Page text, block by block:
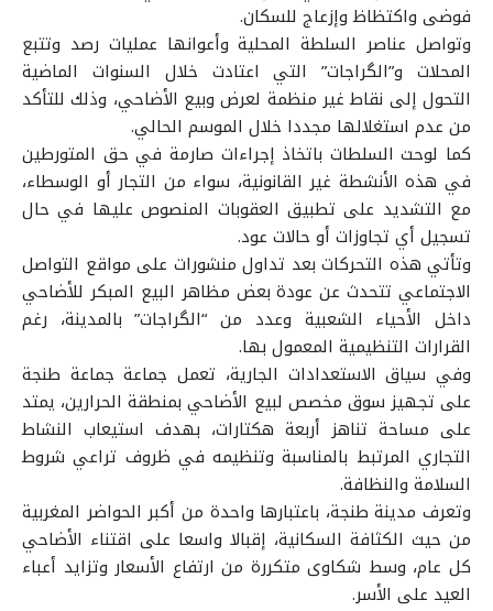
فوضى واكتظاظ وإزعاج للسكان.
وتواصل عناصر السلطة المحلية وأعوانها عمليات رصد وتتبع
المحلات و”الگراجات” التي اعتادت خلال السنوات الماضية
التحول إلى نقاط غير منظمة لعرض وبيع الأضاحي، وذلك للتأكد
من عدم استغلالها مجددا خلال الموسم الحالي.
كما لوحت السلطات باتخاذ إجراءات صارمة في حق المتورطين
في هذه الأنشطة غير القانونية، سواء من التجار أو الوسطاء،
مع التشديد على تطبيق العقوبات المنصوص عليها في حال
تسجيل أي تجاوزات أو حالات عود.
وتأتي هذه التحركات بعد تداول منشورات على مواقع التواصل
الاجتماعي تتحدث عن عودة بعض مظاهر البيع المبكر للأضاحي
داخل الأحياء الشعبية وعدد من “الگراجات” بالمدينة، رغم
القرارات التنظيمية المعمول بها.
وفي سياق الاستعدادات الجارية، تعمل جماعة جماعة طنجة
على تجهيز سوق مخصص لبيع الأضاحي بمنطقة الحرارين، يمتد
على مساحة تناهز أربعة هكتارات، بهدف استيعاب النشاط
التجاري المرتبط بالمناسبة وتنظيمه في ظروف تراعي شروط
السلامة والنظافة.
وتعرف مدينة طنجة، باعتبارها واحدة من أكبر الحواضر المغربية
من حيث الكثافة السكانية، إقبالا واسعا على اقتناء الأضاحي
كل عام، وسط شكاوى متكررة من ارتفاع الأسعار وتزايد أعباء
العيد على الأسر.